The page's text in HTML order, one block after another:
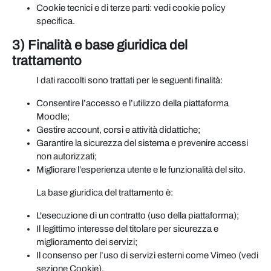
Cookie tecnici e di terze parti: vedi cookie policy
specifica.
3) Finalità e base giuridica del
trattamento
I dati raccolti sono trattati per le seguenti finalità:
Consentire l’accesso e l’utilizzo della piattaforma
Moodle;
Gestire account, corsi e attività didattiche;
Garantire la sicurezza del sistema e prevenire accessi
non autorizzati;
Migliorare l’esperienza utente e le funzionalità del sito.
La base giuridica del trattamento è:
L'esecuzione di un contratto (uso della piattaforma);
Il legittimo interesse del titolare per sicurezza e
miglioramento dei servizi;
Il consenso per l’uso di servizi esterni come Vimeo (vedi
sezione Cookie).